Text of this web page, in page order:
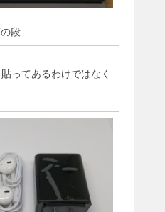
段
ってあるわけではなく